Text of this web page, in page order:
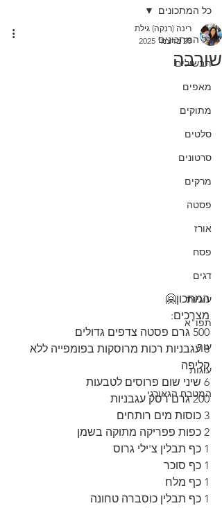
כל המתכונים
תבשילים
מאפים
מתוקים
סלטים
סרטונים
מרקים
פסטה
אורז
פסח
דגים
עוגיות
תפו"א
עוף
עוגות
המטבח הגאורגי
כל המתכונים
שורבה
רינה (רנקה) גילת
28 בדצמ׳ 2025
המתכון🤗
מצרכים:
500 גרם פסטה צדפים גדולים
8 עגבניות רכות מרוסקות בפומפייה ללא
קליפה
6 שיני שום פרוסים לטבעות
200 גרם רסק עגבניות
3 כוסות מים רותחים
2 כפות פפריקה מתוקה בשמן
1 כף תבלין צ'ילי גרוס
1 כף סוכר
1 כף מלח
1 כף תבלין כוסברה טחונה